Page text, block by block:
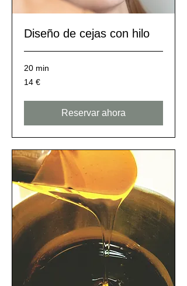
Diseño de cejas con hilo
20 min
14
euros
14 €
Reservar ahora